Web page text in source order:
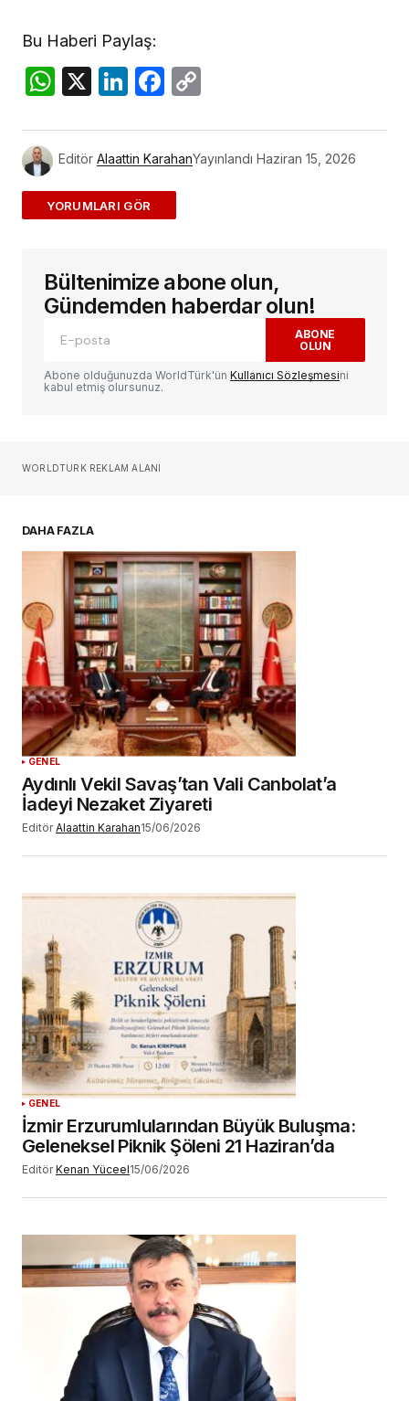
Bu Haberi Paylaş:
WhatsApp
X LinkedIn
Facebook
Editör Alaattin KarahanYayınlandı Haziran 15, 2026
ADD A COMMENT
E-posta adresiniz yayınlanmayacak.
alanlar*ile işaretlenmişlerdir
Yorum
Sizin adınız*
Daha sonraki yorumlarımda kullanılması için
adım, e-posta adresim ve site adresim bu
tarayıcıya kaydedilsin.
YORUM GÖNDER
Bültenimize abone olun,
Gündemden haberdar olun!
ABONE
OLUN
Abone olduğunuzda WorldTürk'ün Kullanıcı Sözleşmesini
kabul etmiş olursunuz.
WORLDTURK REKLAM ALANI
DAHA FAZLA
GENEL
Aydınlı Vekil Savaş’tan Vali Canbolat’a
İadeyi Nezaket Ziyareti
Editör Alaattin Karahan15/06/2026
GENEL
İzmir Erzurumlularından Büyük Buluşma:
Geleneksel Piknik Şöleni 21 Haziran’da
Editör Kenan Yüceel15/06/2026